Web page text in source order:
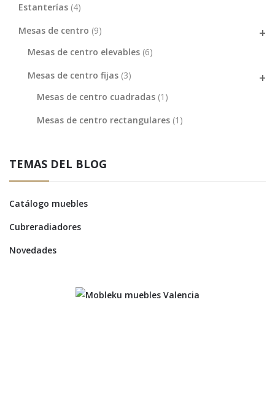
Estanterías (4)
Mesas de centro (9)
Mesas de centro elevables (6)
Mesas de centro fijas (3)
Mesas de centro cuadradas (1)
Mesas de centro rectangulares (1)
TEMAS DEL BLOG
Catálogo muebles
Cubreradiadores
Novedades